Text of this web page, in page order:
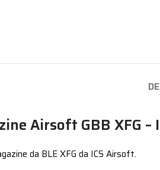
Airsoft GBB XFG –
da BLE XFG da ICS Airsoft.